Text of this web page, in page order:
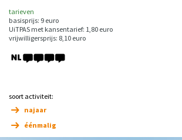
tarieven
basisprijs: 9 euro
UiTPAS met kansentarief: 1,80 euro
vrijwilligersprijs: 8,10 euro
soort activiteit:
najaar
éénmalig